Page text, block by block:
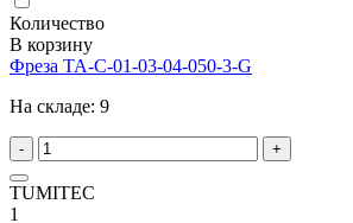
Количество
В корзину
Фреза TA-C-01-03-04-050-3-G
На складе: 9
- +
TUMITEC
1